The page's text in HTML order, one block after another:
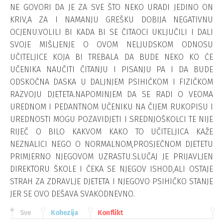
NE GOVORI DA JE ZA SVE ŠTO NEKO URADI JEDINO ON
KRIV,A ZA I NAMANJU GREŠKU DOBIJA NEGATIVNU
OCJENU.VOLILI BI KADA BI SE ČITAOCI UKLJUČILI I DALI
SVOJE MIŠLJENJE O OVOM NELJUDSKOM ODNOSU
UČITELJICE KOJA BI TREBALA DA BUDE NEKO KO ĆE
UČENIKA NAUČITI ČITANJU I PISANJU PA I DA BUDE
ODSKOČNA DASKA U DALJNJEM PSIHIČKOM I FIZIČKOM
RAZVOJU DJETETA.NAPOMINJEM DA SE RADI O VEOMA
UREDNOM I PEDANTNOM UČENIKU NA ČIJEM RUKOPISU I
UREDNOSTI MOGU POZAVIDJETI I SREDNJOŠKOLCI TE NIJE
RIJEČ O BILO KAKVOM KAKO TO UČITELJICA KAŽE
NEZNALICI NEGO O NORMALNOM,PROSJEČNOM DJETETU
PRIMJERNO NJEGOVOM UZRASTU.SLUČAJ JE PRIJAVLJEN
DIREKTORU ŠKOLE I ČEKA SE NJEGOV ISHOD,ALI OSTAJE
STRAH ZA ZDRAVLJE DJETETA I NJEGOVO PSIHIČKO STANJE
JER SE OVO DEŠAVA SVAKODNEVNO.
Sve Kohezija Konflikt